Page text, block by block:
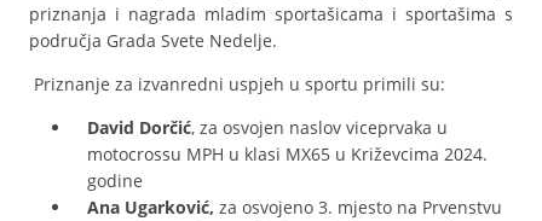
priznanja i nagrada mladim sportašicama i sportašima s
područja Grada Svete Nedelje.
Priznanje za izvanredni uspjeh u sportu primili su:
David Dorčić, za osvojen naslov viceprvaka u
motocrossu MPH u klasi MX65 u Križevcima 2024.
godine
Ana Ugarković, za osvojeno 3. mjesto na Prvenstvu